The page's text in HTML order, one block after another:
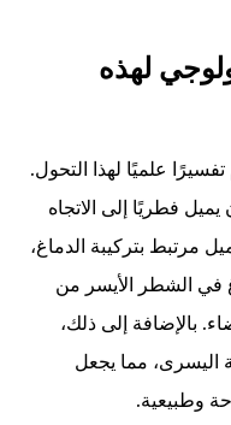
لهذه
علميًا لهذا التحول.
فطريًا إلى الاتجاه
مرتبط بتركيبة الدماغ،
في الشطر الأيسر من
بالإضافة إلى ذلك،
اليسرى، مما يجعل
وطبيعية.